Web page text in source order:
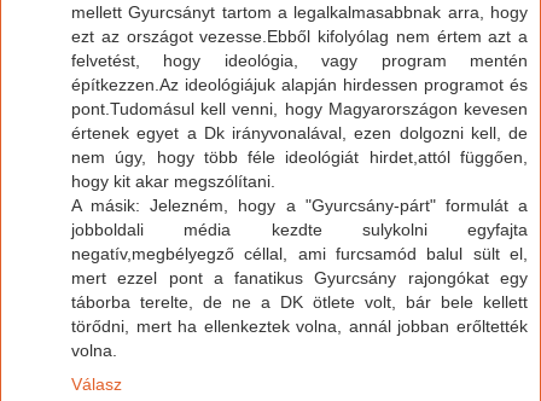
mellett Gyurcsányt tartom a legalkalmasabbnak arra, hogy
ezt az országot vezesse.Ebből kifolyólag nem értem azt a
felvetést, hogy ideológia, vagy program mentén
építkezzen.Az ideológiájuk alapján hirdessen programot és
pont.Tudomásul kell venni, hogy Magyarországon kevesen
értenek egyet a Dk irányvonalával, ezen dolgozni kell, de
nem úgy, hogy több féle ideológiát hirdet,attól függően,
hogy kit akar megszólítani.
A másik: Jelezném, hogy a "Gyurcsány-párt" formulát a
jobboldali média kezdte sulykolni egyfajta
negatív,megbélyegző céllal, ami furcsamód balul sült el,
mert ezzel pont a fanatikus Gyurcsány rajongókat egy
táborba terelte, de ne a DK ötlete volt, bár bele kellett
törődni, mert ha ellenkeztek volna, annál jobban erőltették
volna.
Válasz